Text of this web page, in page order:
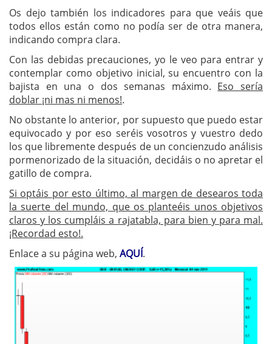
Os dejo también los indicadores para que veáis que
todos ellos están como no podía ser de otra manera,
indicando compra clara.
Con las debidas precauciones, yo le veo para entrar y
contemplar como objetivo inicial, su encuentro con la
bajista en una o dos semanas máximo. Eso sería
doblar ¡ni mas ni menos!.
No obstante lo anterior, por supuesto que puedo estar
equivocado y por eso seréis vosotros y vuestro dedo
los que libremente después de un concienzudo análisis
pormenorizado de la situación, decidáis o no apretar el
gatillo de compra.
Si optáis por esto último, al margen de desearos toda
la suerte del mundo, que os planteéis unos objetivos
claros y los cumpláis a rajatabla, para bien y para mal.
¡Recordad esto!.
Enlace a su página web, AQUÍ.